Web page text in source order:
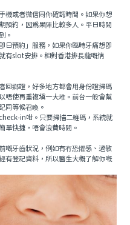
或者微信同你確認時間。如果你想
預約，因爲果陣比較多人。平日時間
。
預約」服務，如果你臨時牙痛想即
有slot安排。相對香港排長龍嘅情
鄉證，好多地方都會用身份證掃碼
唔使再重複填一大堆。前台一般會幫
同等候召喚。
in咁。只要掃描二維碼，系統就
單快捷，唔會浪費時間。
牙齒狀況，例如有冇恐懼感、過敏
有登記資料，所以醫生大概了解你嘅